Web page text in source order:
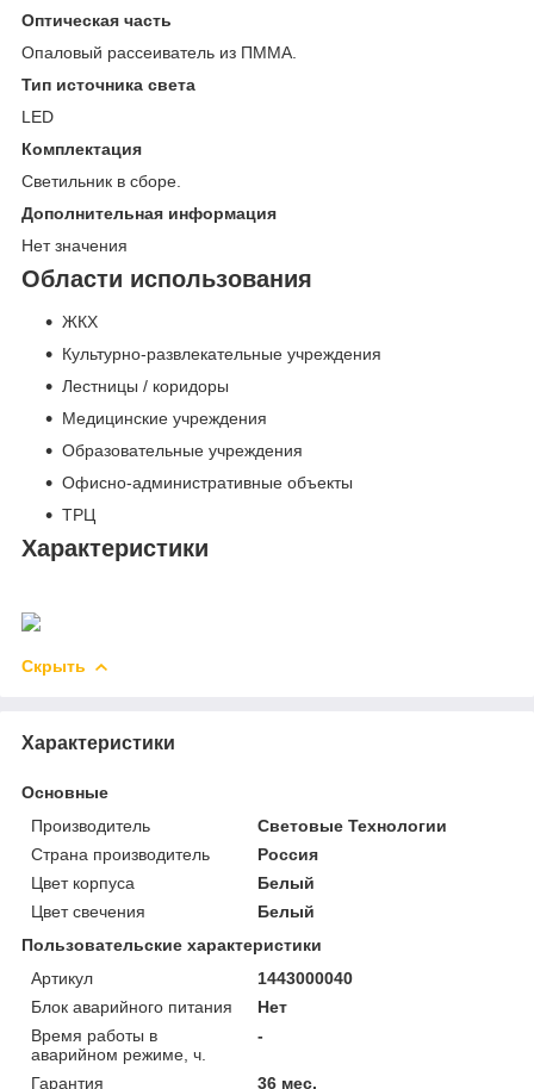
Оптическая часть
Опаловый рассеиватель из ПММА.
Тип источника света
LED
Комплектация
Светильник в сборе.
Дополнительная информация
Нет значения
Области использования
ЖКХ
Культурно-развлекательные учреждения
Лестницы / коридоры
Медицинские учреждения
Образовательные учреждения
Офисно-административные объекты
ТРЦ
Характеристики
Скрыть
Характеристики
Основные
Производитель
Световые Технологии
Страна производитель
Россия
Цвет корпуса
Белый
Цвет свечения
Белый
Пользовательские характеристики
Артикул
1443000040
Блок аварийного питания
Нет
Время работы в
аварийном режиме, ч.
-
Гарантия 36 мес.